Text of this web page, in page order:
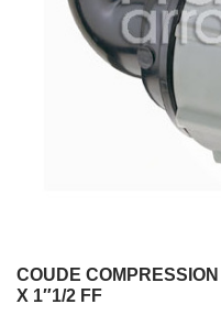
COUDE
X 1″1/2 FF